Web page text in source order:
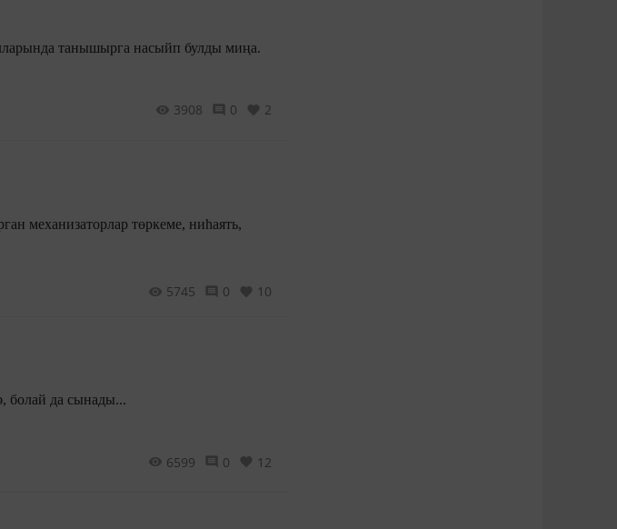
танышырга насыйп булды миңа.
3908 0 2
механизаторлар төркеме, ниһаять,
5745 0 10
болай да сынады...
6599 0 12